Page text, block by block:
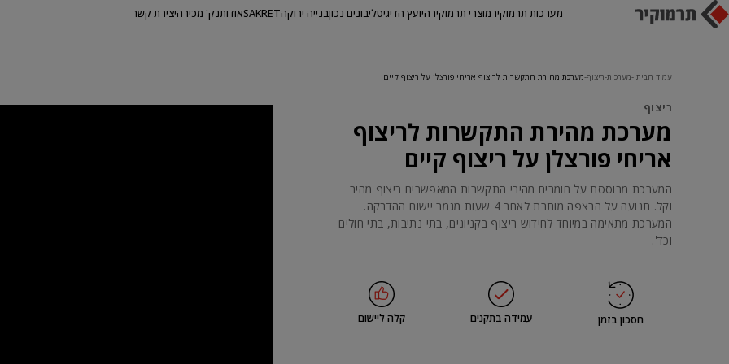
מערכות תרמוקירמוצרי תרמוקירהיועץ הדיגיטליבונים נכוןבנייה ירוקהSAKRETאודותנק' מכירהיצירת קשר
עמוד הבית מערכות ריצוף מערכת מהירת התקשרות לריצוף אריחי פורצלן על ריצוף קיים
ריצוף
מערכת מהירת התקשרות לריצוף
אריחי פורצלן על ריצוף קיים
המערכת מבוססת על חומרים מהירי התקשרות המאפשרים ריצוף מהיר
וקל. תנועה על הרצפה מותרת לאחר 4 שעות מגמר יישום ההדבקה.
המערכת מתאימה במיוחד לחידוש ריצוף בקניונים, בתי נתיבות, בתי חולים
וכד'.
חסכון בזמן עמידה בתקנים קלה ליישום